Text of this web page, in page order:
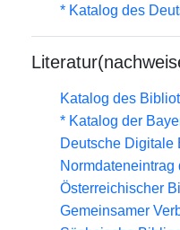
* Katalog des
Katalog des
* Katalog der
Deutsche Digitale
Österreichischer
Gemeinsamer